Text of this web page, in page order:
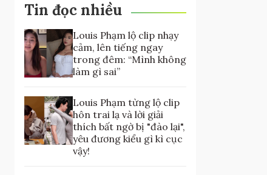
Tin đọc nhiều
Louis Phạm lộ clip nhạy
cảm, lên tiếng ngay
trong đêm: “Mình không
làm gì sai”
Louis Phạm từng lộ clip
hôn trai lạ và lời giải
thích bất ngờ bị "đào lại",
yêu đương kiểu gì kì cục
vậy!